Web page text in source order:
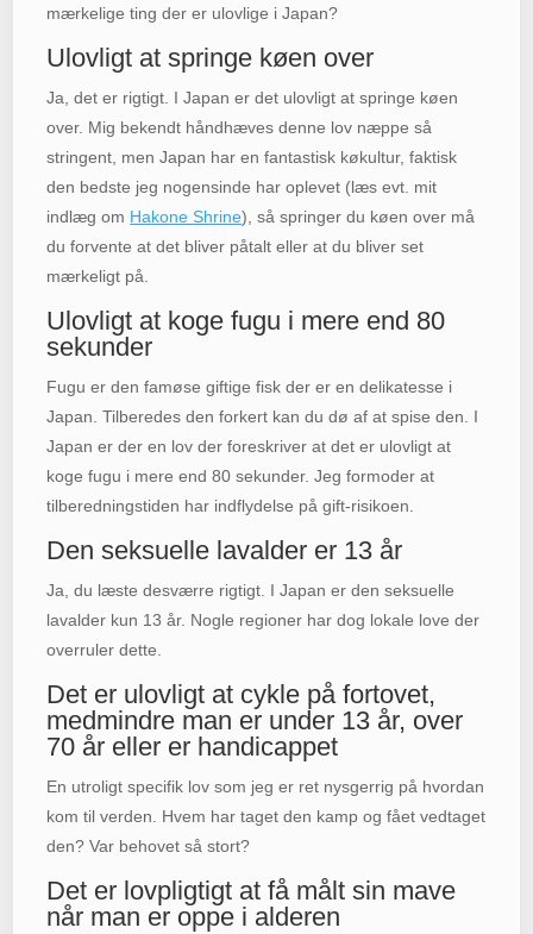
mærkelige ting der er ulovlige i Japan?
Ulovligt at springe køen over
Ja, det er rigtigt. I Japan er det ulovligt at springe køen
over. Mig bekendt håndhæves denne lov næppe så
stringent, men Japan har en fantastisk køkultur, faktisk
den bedste jeg nogensinde har oplevet (læs evt. mit
indlæg om Hakone Shrine), så springer du køen over må
du forvente at det bliver påtalt eller at du bliver set
mærkeligt på.
Ulovligt at koge fugu i mere end 80
sekunder
Fugu er den famøse giftige fisk der er en delikatesse i
Japan. Tilberedes den forkert kan du dø af at spise den. I
Japan er der en lov der foreskriver at det er ulovligt at
koge fugu i mere end 80 sekunder. Jeg formoder at
tilberedningstiden har indflydelse på gift-risikoen.
Den seksuelle lavalder er 13 år
Ja, du læste desværre rigtigt. I Japan er den seksuelle
lavalder kun 13 år. Nogle regioner har dog lokale love der
overruler dette.
Det er ulovligt at cykle på fortovet,
medmindre man er under 13 år, over
70 år eller er handicappet
En utroligt specifik lov som jeg er ret nysgerrig på hvordan
kom til verden. Hvem har taget den kamp og fået vedtaget
den? Var behovet så stort?
Det er lovpligtigt at få målt sin mave
når man er oppe i alderen